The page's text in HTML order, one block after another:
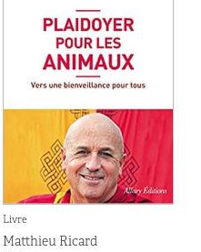
Livre
Matthieu Ricard